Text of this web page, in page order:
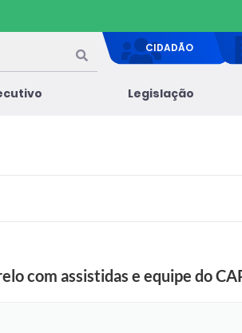
CIDADÃO
Legislação
com assistidas e equipe do